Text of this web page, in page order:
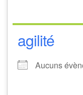
agilité
Aucuns